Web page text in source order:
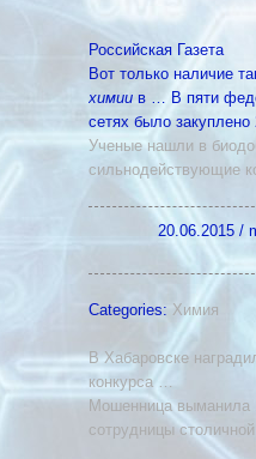
Российская Газета
Вот только наличие
химии в … В пяти
сетях было
Ученые нашли в
сильнодействующие
20.06.2015/
Categories: Химия
В Хабаровске
конкурса …
Мошенница выманила
сотрудницы